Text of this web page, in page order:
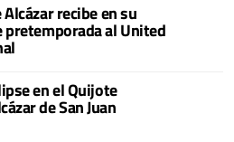
recibe en su
al United
en el Quijote
de San Juan